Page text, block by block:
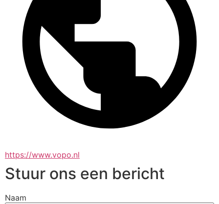
https://www.vopo.nl
Stuur ons een bericht
Naam